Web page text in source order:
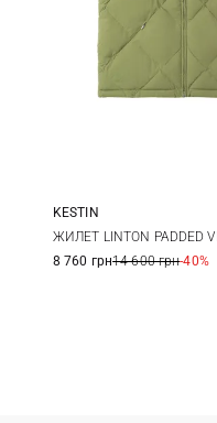
M L
KESTIN
ЖИЛЕТ LINTON PADDED
8 760 грн14 600 грн-40%